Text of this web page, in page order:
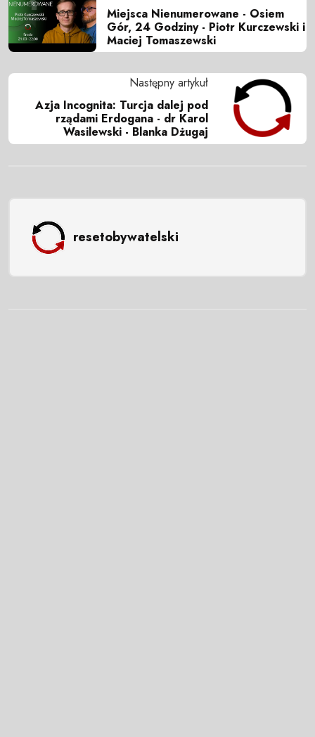
Miejsca Nienumerowane - Osiem
Gór, 24 Godziny - Piotr Kurczewski i
Maciej Tomaszewski
Następny artykuł
Azja Incognita: Turcja dalej pod
rządami Erdogana - dr Karol
Wasilewski - Blanka Dżugaj
resetobywatelski